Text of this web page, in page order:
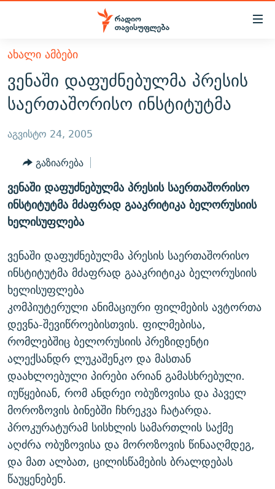
Accessibility
მთავარ
შინაარსზე
დაბრუნება
მთავარ
დაბრუნება
ძიებაზე
დაბრუნება
ᲐᲮᲐᲚᲘ ᲐᲛᲑᲔᲑᲘ
ᲗᲔᲛᲔᲑᲘ
ᲞᲝᲚᲘᲢᲘᲙᲐ
ᲔᲙᲝᲜᲝᲛᲘᲙᲐ
ᲡᲐᲖᲝᲒᲐᲓᲝᲔᲑᲐ
ᲡᲞᲝᲠᲢᲘ
ᲕᲘᲓᲔᲝ
ᲑᲚᲝᲒᲔᲑᲘ
ᲞᲝᲓᲙᲐᲡᲢᲔᲑᲘ
ᲜᲘᲙᲝᲡ ᲞᲝᲓᲙᲐᲡᲢᲘ
60 ᲓᲔᲪᲘᲑᲔᲚᲘ
ᲓᲘᲚᲘᲡ ᲡᲐᲣᲑᲠᲔᲑᲘ
ᲛᲝᲚᲐᲞᲐᲠᲐᲙᲔ ᲢᲔᲥᲡᲢᲔᲑᲘ
ᲨᲘᲜ - ᲣᲪᲮᲝᲔᲗᲨᲘ
ᲚᲘᲢᲔᲠᲐᲢᲣᲠᲣᲚᲘ ᲬᲐᲮᲜᲐᲒᲔᲑᲘ
ᲐᲛᲔᲠᲘᲙᲣᲚᲘ ᲛᲝᲗᲮᲠᲝᲑᲐ
ᲘᲛᲞᲔᲠᲘᲐ ᲓᲐ ᲠᲐᲓᲘᲝ
ᲗᲐᲕᲘᲡᲣᲤᲚᲔᲑᲘᲡ ᲛᲝᲜᲘᲢᲝᲠᲘ
ᲤᲔᲜᲝᲕᲐᲜᲘ - 2.10
ᲗᲥᲕᲔᲜᲘ ᲞᲣᲑᲚᲘᲙᲐᲪᲘᲔᲑᲘ
ᲞᲠᲝᲔᲥᲢᲔᲑᲘ
ᲓᲐᲛᲝᲣᲙᲘᲓᲔᲑᲚᲝᲑᲘᲡ 100 ᲬᲔᲚᲘ
ᲩᲔᲛᲘ ᲡᲘᲙᲕᲓᲘᲚᲘᲡ ᲛᲘᲖᲔᲖᲘᲐ COVID-19
11 ᲬᲔᲚᲘ - 11 ᲐᲛᲑᲐᲕᲘ
ᲡᲐᲞᲐᲠᲚᲐᲛᲔᲜᲢᲝ ᲐᲠᲩᲔᲕᲜᲔᲑᲘᲡ ᲘᲡᲢᲝᲠᲘᲐ
ᲑᲐᲕᲨᲕᲔᲑᲘ ᲞᲠᲝᲡᲢᲘᲢᲣᲪᲘᲐᲨᲘ - ᲐᲛᲝᲣᲗᲥᲛᲔᲚᲘ ᲐᲛᲑᲐᲕᲘ
5 ᲐᲛᲑᲐᲕᲘ - 20 ᲘᲕᲜᲘᲡᲡ ᲓᲐᲨᲐᲕᲔᲑᲣᲚᲔᲑᲘ
ᲐᲒᲕᲘᲡᲢᲝᲡ ᲝᲛᲘ
ПРИВЕТ ᲙᲣᲚᲢᲣᲠᲐ
ЭХО КАВКАЗА
ᲒᲐᲛᲝᲘᲬᲔᲠᲔ
რთე/რთ-ის ყველა საიტი
ᲐᲮᲐᲚᲘ ᲐᲛᲑᲔᲑᲘ
ვენაში დაფუძნებულმა პრესის
საერთაშორისო ინსტიტუტმა
აგვისტო 24, 2005
გაზიარება
ვენაში დაფუძნებულმა პრესის საერთაშორისო
ინსტიტუტმა მძაფრად გააკრიტიკა ბელორუსიის
ხელისუფლება
ვენაში დაფუძნებულმა პრესის საერთაშორისო
ინსტიტუტმა მძაფრად გააკრიტიკა ბელორუსიის
ხელისუფლება
კომპიუტერული ანიმაციური ფილმების ავტორთა
დევნა-შევიწროებისთვის. ფილმებისა,
რომლებშიც ბელორუსიის პრეზიდენტი
ალექსანდრ ლუკაშენკო და მასთან
დაახლოებული პირები არიან გამასხრებული.
იუწყებიან, რომ ანდრეი ობუზოვისა და პაველ
მოროზოვის ბინებში ჩხრეკვა ჩატარდა.
პროკურატურამ სისხლის სამართლის საქმე
აღძრა ობუზოვისა და მოროზოვის წინააღმდეგ,
და მათ ალბათ, ცილისწამების ბრალდებას
წაუყენებენ.